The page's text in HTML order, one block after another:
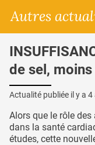
Autres
de sel,
Actualité publiée il y a 4
Alors que le rôle
dans la santé
études, cette